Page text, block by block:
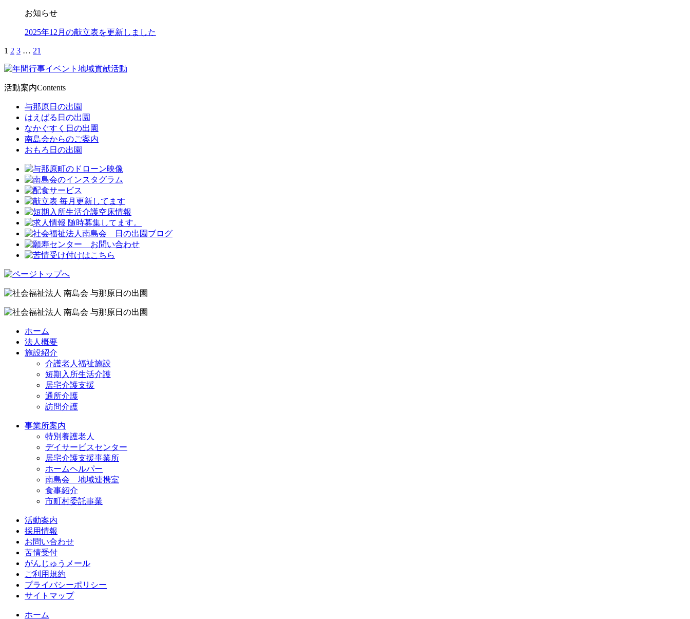
お知らせ
2025年12月の献立表を更新しました
1 2 3 … 21
活動案内Contents
与那原日の出園
はえばる日の出園
なかぐすく日の出園
南島会からのご案内
おもろ日の出園
ホーム
法人概要
施設紹介
介護老人福祉施設
短期入所生活介護
居宅介護支援
通所介護
訪問介護
事業所案内
特別養護老人
デイサービスセンター
居宅介護支援事業所
ホームヘルパー
南島会 地域連携室
食事紹介
市町村委託事業
活動案内
採用情報
お問い合わせ
苦情受付
がんじゅうメール
ご利用規約
プライバシーポリシー
サイトマップ
ホーム